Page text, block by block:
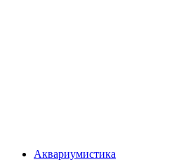
Аквариумистика